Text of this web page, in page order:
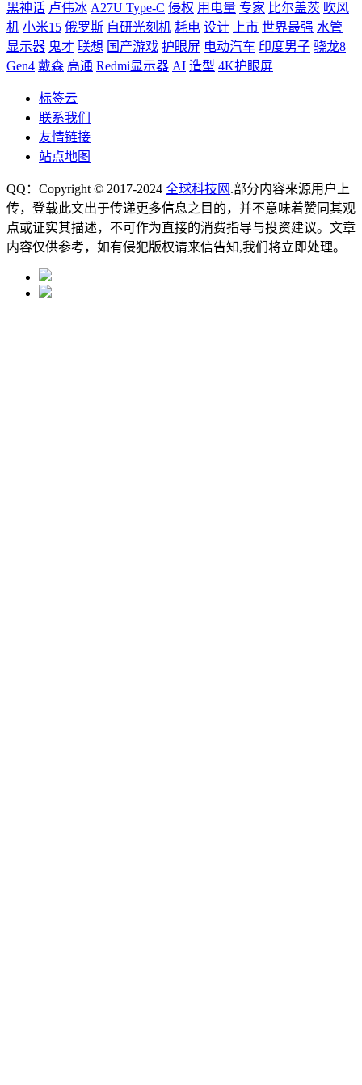
黑神话 卢伟冰 A27U Type-C 侵权 用电量 专家 比尔盖茨 吹风
机 小米15 俄罗斯 自研光刻机 耗电 设计 上市 世界最强 水管
显示器 鬼才 联想 国产游戏 护眼屏 电动汽车 印度男子 骁龙8
Gen4 戴森 高通 Redmi显示器 AI 造型 4K护眼屏
标签云
联系我们
友情链接
站点地图
QQ：Copyright © 2017-2024 全球科技网 .部分内容来源用户上
传，登载此文出于传递更多信息之目的，并不意味着赞同其观
点或证实其描述，不可作为直接的消费指导与投资建议。文章
内容仅供参考，如有侵犯版权请来信告知,我们将立即处理。